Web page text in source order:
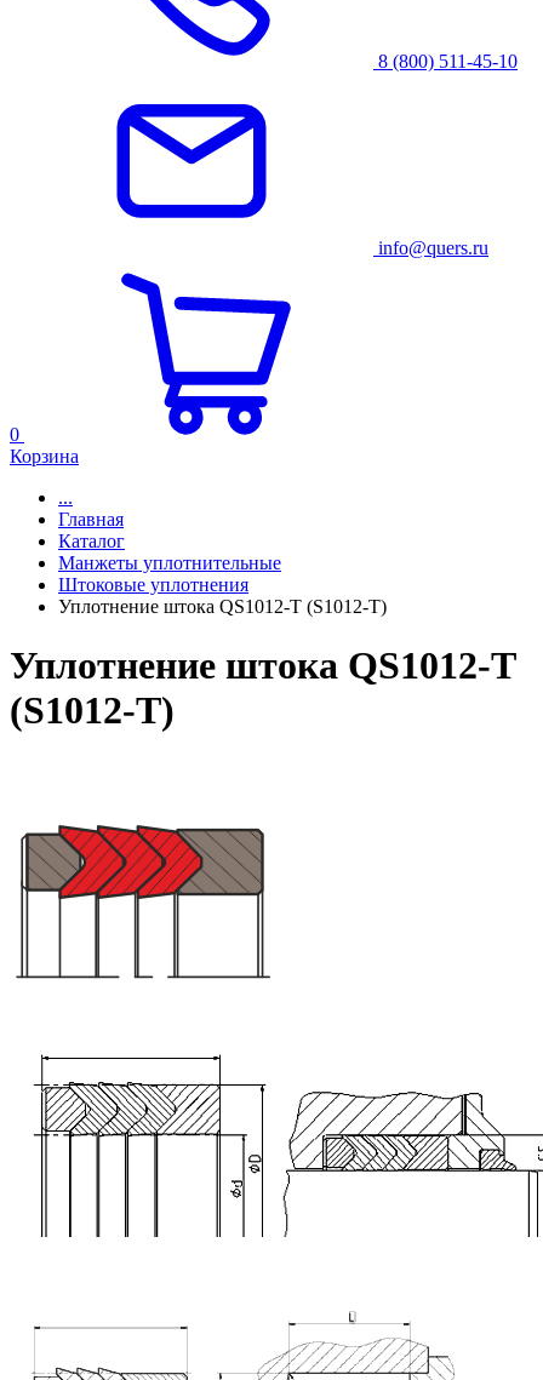
8 (800) 511-45-10
info@quers.ru
0
Корзина
...
Главная
Каталог
Манжеты уплотнительные
Штоковые уплотнения
Уплотнение штока QS1012-T (S1012-T)
Уплотнение штока QS1012-T
(S1012-T)